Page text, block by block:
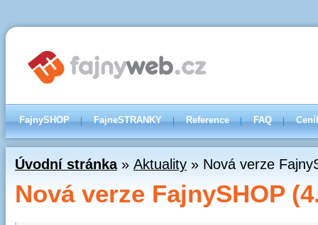
FajnySHOP FajneSTRANKY Reference FAQ
Úvodní stránka» Aktuality » Nová verze
Nová verze FajnySHOP